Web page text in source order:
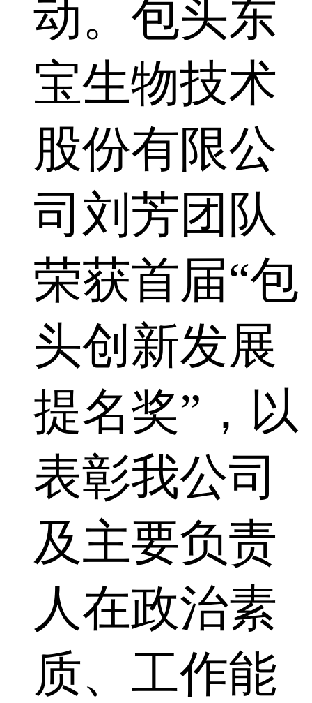
动。包头东
宝生物技术
股份有限公
司刘芳团队
荣获首届“包
头创新发展
提名奖”，以
表彰我公司
及主要负责
人在政治素
质、工作能